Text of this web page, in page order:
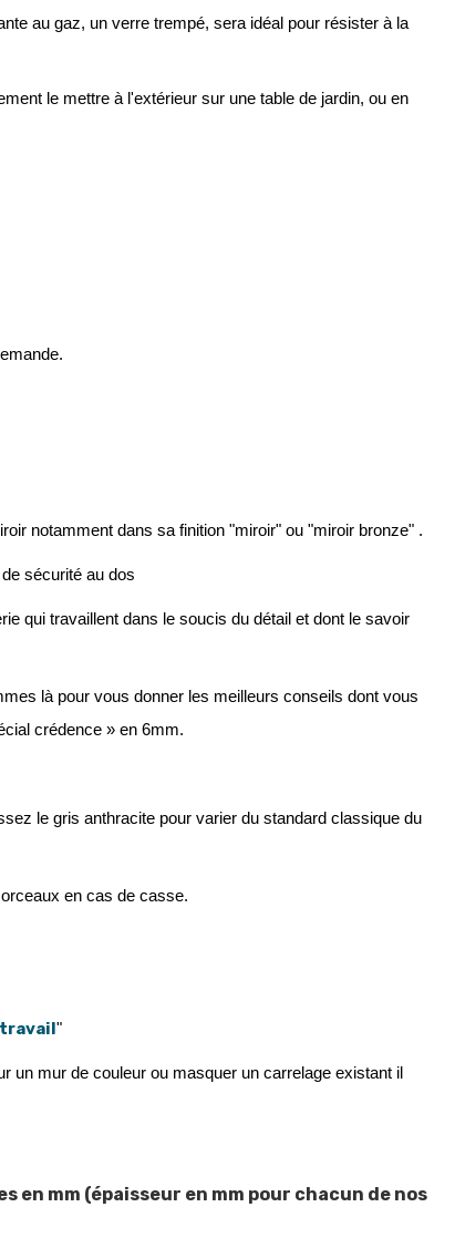
au gaz, un verre trempé, sera idéal pour résister à la
le mettre à l'extérieur sur une table de jardin, ou en
notamment dans sa finition "miroir" ou "miroir bronze" .
sécurité au dos
qui travaillent dans le soucis du détail et dont le savoir
là pour vous donner les meilleurs conseils dont vous
crédence » en 6mm.
le gris anthracite pour varier du standard classique du
en cas de casse.
"
un mur de couleur ou masquer un carrelage existant il
mm (épaisseur en mm pour chacun de nos